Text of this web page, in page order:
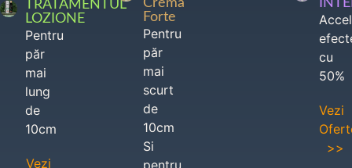
TRATAMENTUL
LOZIONE
Pentru
păr
mai
lung
de
10cm
Vezi
Crema
Forte
Pentru
păr
mai
scurt
de
10cm
Si
cu
50%
Vezi
>>